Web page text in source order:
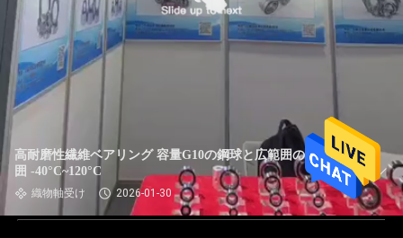
高耐磨性繊維ベアリング 容量G10の鋼球と広範囲の温度範
囲 -40°C~120°C
織物軸受け 2026-01-30